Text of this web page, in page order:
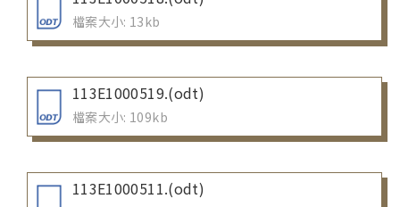
檔案大小: 13kb
113E1000519.(odt)
檔案大小: 109kb
113E1000511.(odt)